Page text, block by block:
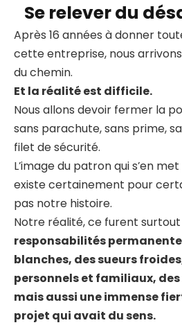
Se relever du
Après 16 années à donner
cette entreprise, nous arrivons
du chemin.
Et la réalité est difficile.
Nous allons devoir fermer la
sans parachute, sans prime,
filet de sécurité.
L’image du patron qui s’en
existe certainement pour
pas notre histoire.
Notre réalité, ce furent surtout
responsabilités
blanches, des sueurs
personnels et familiaux,
mais aussi une immense
projet qui avait du sens.